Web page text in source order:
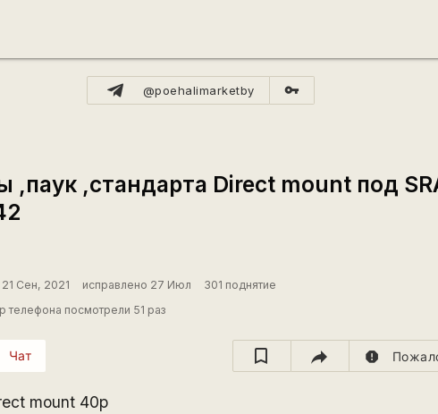
@poehalimarketby vpn_key
,паук ,стандарта Direct mount под
21 Сен, 2021 исправлено 27 Июл
301 поднятие
телефона посмотрели 51 раз
Чат report
mount 40р